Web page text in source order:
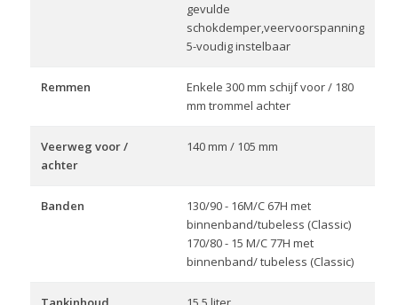
gevulde
schokdemper,veervoorspanning
5-voudig instelbaar
Remmen
Enkele 300 mm schijf voor / 180
mm trommel achter
Veerweg voor /
achter
140 mm / 105 mm
Banden
130/90 - 16M/C 67H met
binnenband/tubeless (Classic)
170/80 - 15 M/C 77H met
binnenband/ tubeless (Classic)